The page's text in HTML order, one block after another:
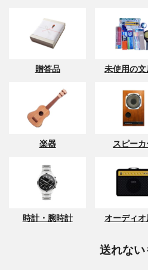
贈答品 未使用の文
楽器 スピーカ
時計・腕時計 オーディオ
送れない